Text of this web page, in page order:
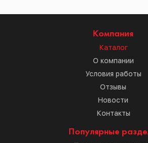
Компания
Каталог
О компании
Условия работы
Отзывы
Новости
Контакты
Популярные